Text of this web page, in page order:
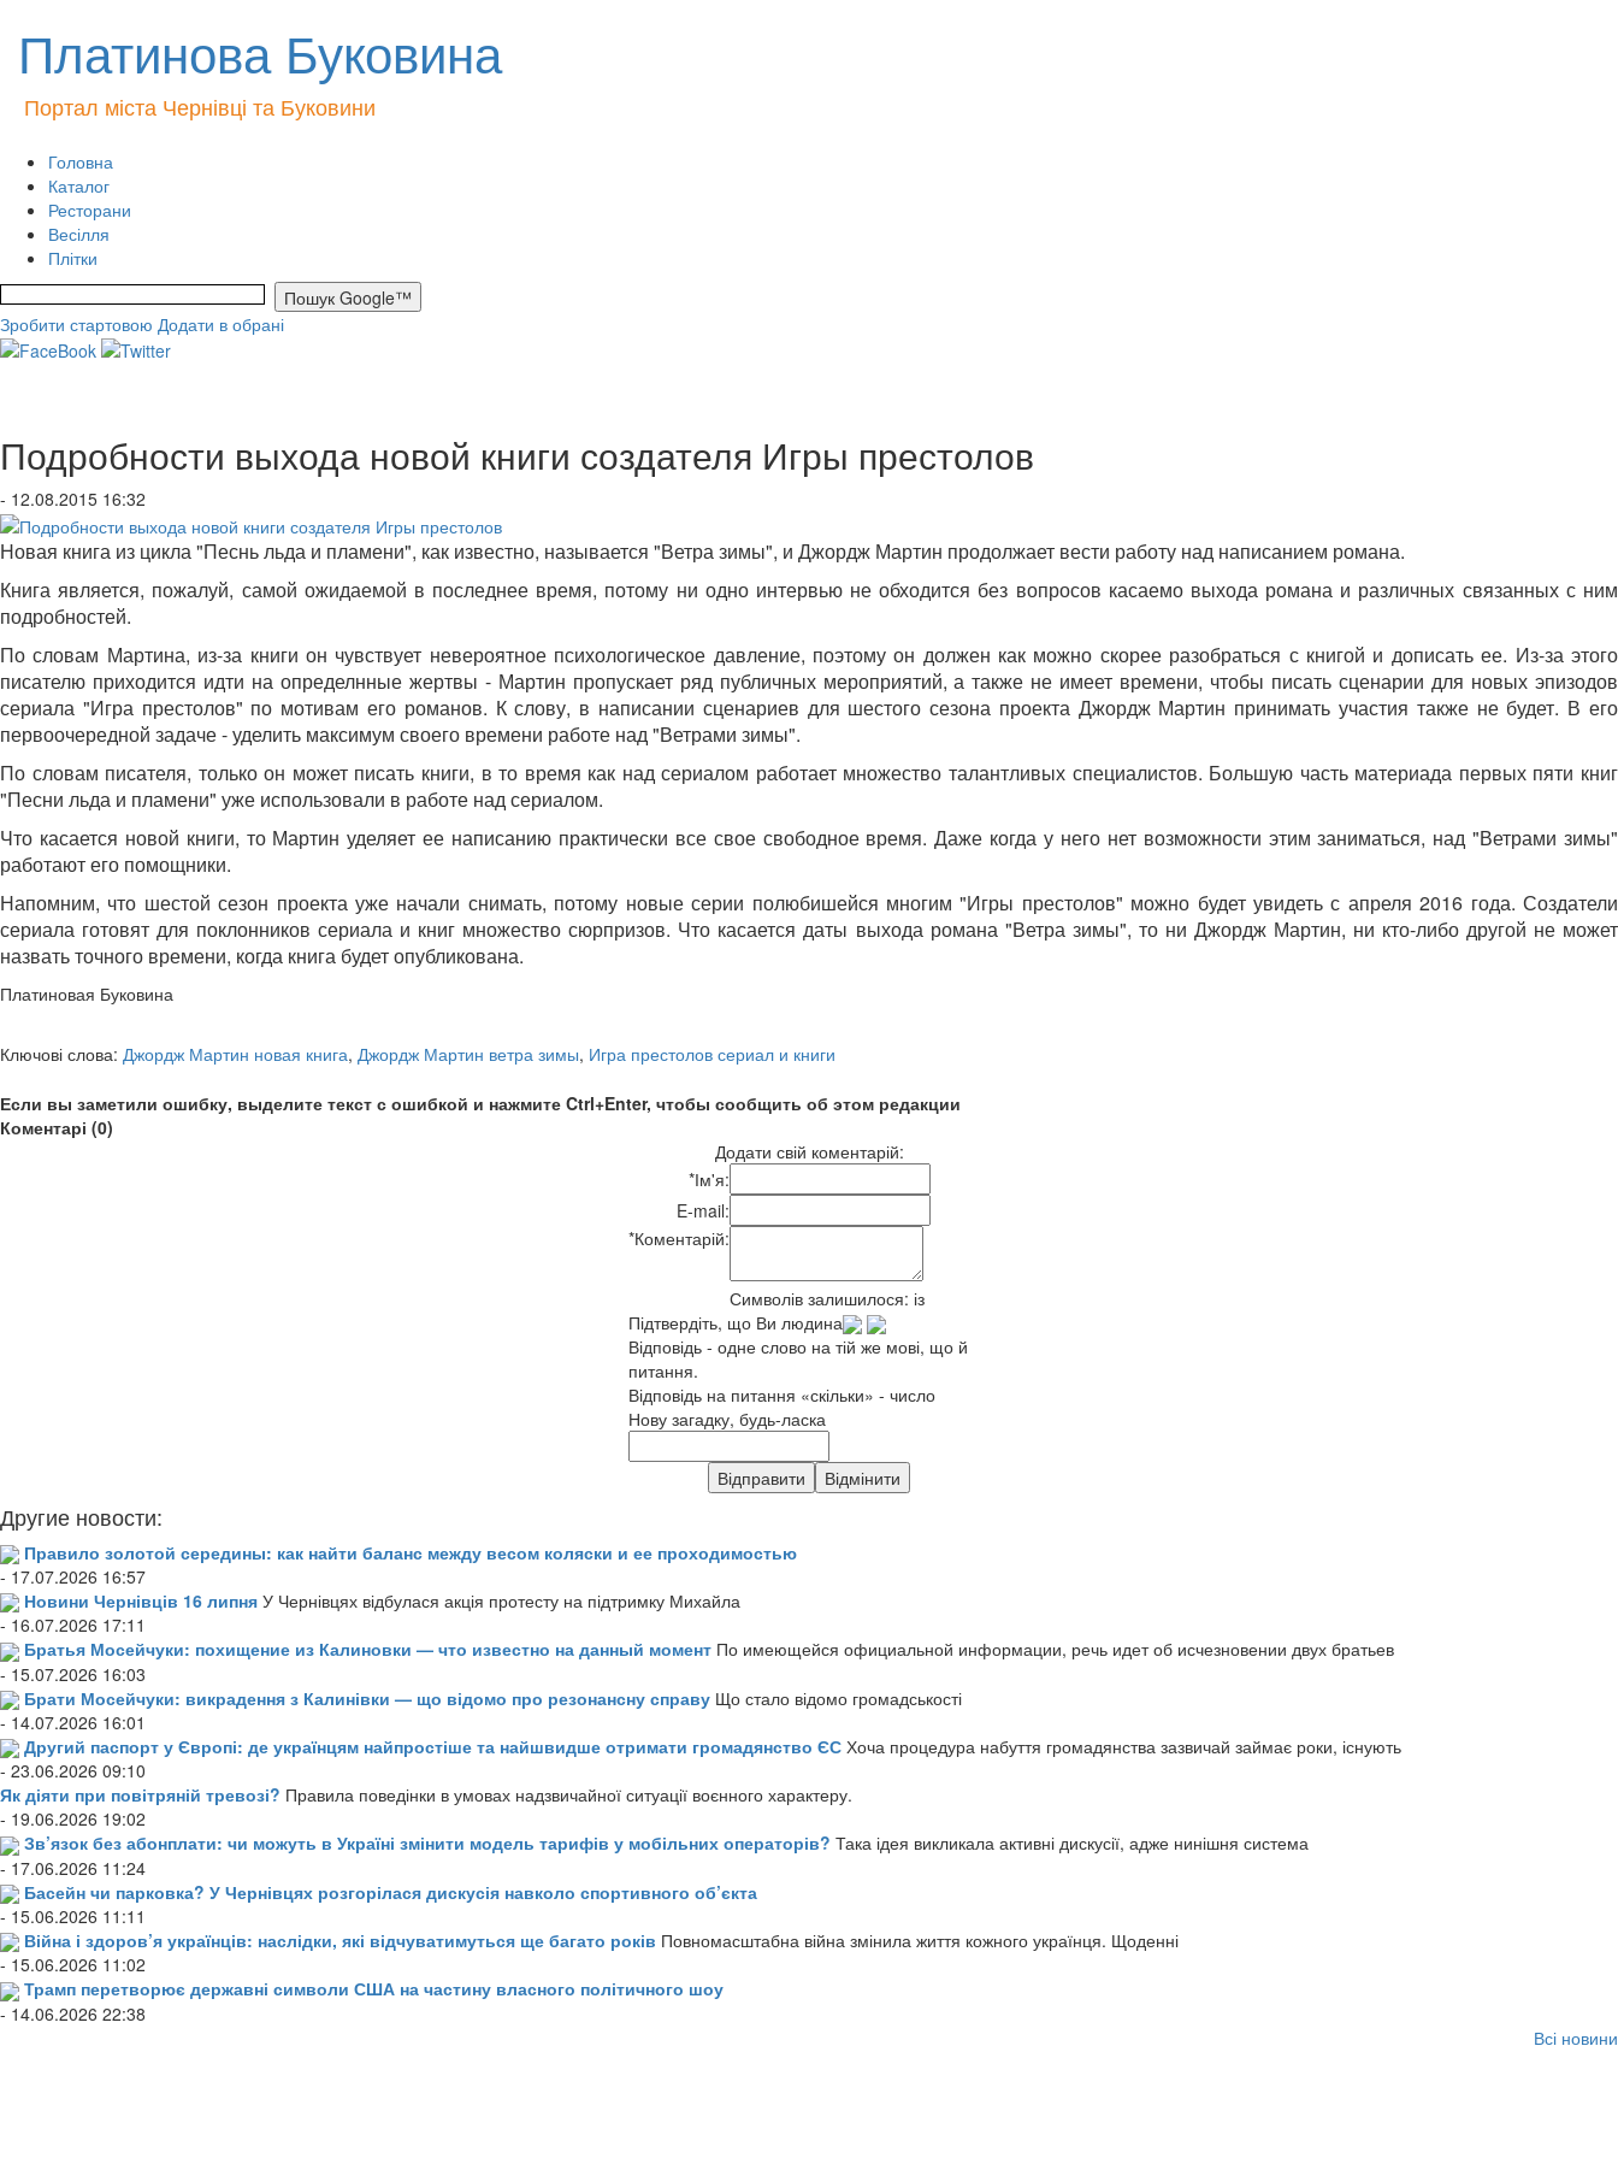
Платинова Буковина
Портал міста Чернівці та Буковини
Головна
Каталог
Ресторани
Весілля
Плітки
Зробити стартовою Додати в обрані
Подробности выхода новой книги создателя Игры престолов
- 12.08.2015 16:32
Новая книга из цикла "Песнь льда и пламени", как известно, называется "Ветра зимы", и Джордж Мартин продолжает вести работу над написанием романа.
Книга является, пожалуй, самой ожидаемой в последнее время, потому ни одно интервью не обходится без вопросов касаемо выхода романа и различных связанных с ним
подробностей.
По словам Мартина, из-за книги он чувствует невероятное психологическое давление, поэтому он должен как можно скорее разобраться с книгой и дописать ее. Из-за этого
писателю приходится идти на определнные жертвы - Мартин пропускает ряд публичных мероприятий, а также не имеет времени, чтобы писать сценарии для новых эпизодов
сериала "Игра престолов" по мотивам его романов. К слову, в написании сценариев для шестого сезона проекта Джордж Мартин принимать участия также не будет. В его
первоочередной задаче - уделить максимум своего времени работе над "Ветрами зимы".
По словам писателя, только он может писать книги, в то время как над сериалом работает множество талантливых специалистов. Большую часть материада первых пяти книг
"Песни льда и пламени" уже использовали в работе над сериалом.
Что касается новой книги, то Мартин уделяет ее написанию практически все свое свободное время. Даже когда у него нет возможности этим заниматься, над "Ветрами зимы"
работают его помощники.
Напомним, что шестой сезон проекта уже начали снимать, потому новые серии полюбишейся многим "Игры престолов" можно будет увидеть с апреля 2016 года. Создатели
сериала готовят для поклонников сериала и книг множество сюрпризов. Что касается даты выхода романа "Ветра зимы", то ни Джордж Мартин, ни кто-либо другой не может
назвать точного времени, когда книга будет опубликована.
Платиновая Буковина
Ключові слова: Джордж Мартин новая книга, Джордж Мартин ветра зимы, Игра престолов сериал и книги
Если вы заметили ошибку, выделите текст с ошибкой и нажмите Ctrl+Enter, чтобы сообщить об этом редакции
Коментарі (0)
Додати свій коментарій:
*Ім'я:
E-mail:
*Коментарій:
Символів залишилося: із
Підтвердіть, що Ви людина
Відповідь - одне слово на тій же мові, що й
питання.
Відповідь на питання «скільки» - число
Нову загадку, будь-ласка
Другие новости:
Правило золотой середины: как найти баланс между весом коляски и ее проходимостью
- 17.07.2026 16:57
Новини Чернівців 16 липня У Чернівцях відбулася акція протесту на підтримку Михайла
- 16.07.2026 17:11
Братья Мосейчуки: похищение из Калиновки — что известно на данный момент По имеющейся официальной информации, речь идет об исчезновении двух братьев
- 15.07.2026 16:03
Брати Мосейчуки: викрадення з Калинівки — що відомо про резонансну справу Що стало відомо громадськості
- 14.07.2026 16:01
Другий паспорт у Європі: де українцям найпростіше та найшвидше отримати громадянство ЄС Хоча процедура набуття громадянства зазвичай займає роки, існують
- 23.06.2026 09:10
Як діяти при повітряній тревозі? Правила поведінки в умовах надзвичайної ситуації воєнного характеру.
- 19.06.2026 19:02
Зв’язок без абонплати: чи можуть в Україні змінити модель тарифів у мобільних операторів? Така ідея викликала активні дискусії, адже нинішня система
- 17.06.2026 11:24
Басейн чи парковка? У Чернівцях розгорілася дискусія навколо спортивного об’єкта
- 15.06.2026 11:11
Війна і здоров’я українців: наслідки, які відчуватимуться ще багато років Повномасштабна війна змінила життя кожного українця. Щоденні
- 15.06.2026 11:02
Трамп перетворює державні символи США на частину власного політичного шоу
- 14.06.2026 22:38
Всі новини